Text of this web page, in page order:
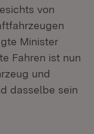
von
Minister
Fahren ist nun
und
dasselbe sein